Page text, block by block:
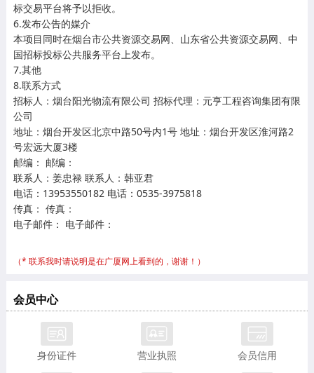
标交易平台将予以拒收。
6.发布公告的媒介
本项目同时在烟台市公共资源交易网、山东省公共资源交易网、中
国招标投标公共服务平台上发布。
7.其他
8.联系方式
招标人：烟台阳光物流有限公司 招标代理：元亨工程咨询集团有限
公司
地址：烟台开发区北京中路50号内1号 地址：烟台开发区淮河路2
号宏远大厦3楼
邮编： 邮编：
联系人：姜忠禄 联系人：韩亚君
电话：13953550182 电话：0535-3975818
传真： 传真：
电子邮件： 电子邮件：
（* 联系我时请说明是在广厦网上看到的，谢谢！）
会员中心
身份证件 营业执照 会员信用